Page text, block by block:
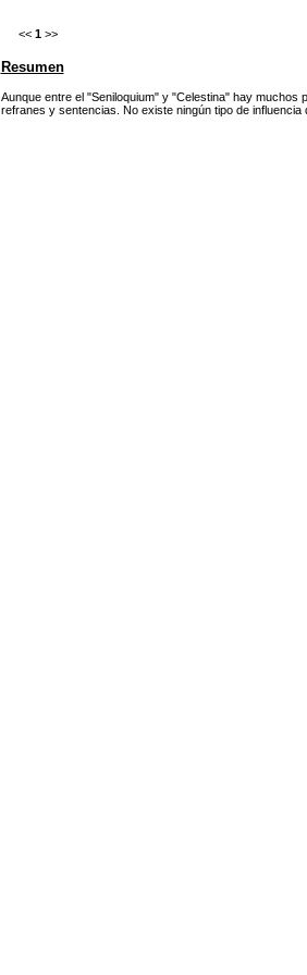
<< 1 >>
Resumen
Aunque entre el "Seniloquium" y "Celestina" hay
refranes y sentencias. No existe ningún tipo de influencia